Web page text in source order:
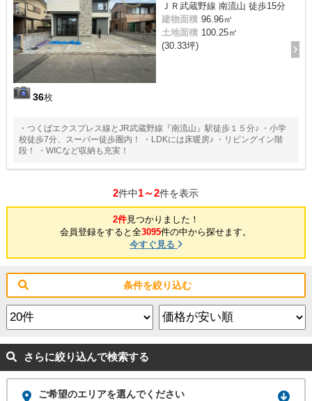
36枚
ＪＲ武蔵野線 南流山 徒歩15分
建物面積 96.96㎡
土地面積 100.25㎡
(30.33坪)
・つくばエクスプレス線とJR武蔵野線『南流山』駅徒歩１５分♪ ・小学
校徒歩7分、スーパー徒歩圏内！ ・LDKには床暖房♪ ・リビングイン階
段！ ・WICなど収納も充実！
2件中1～2件を表示
2件見つかりました！
会員登録をすると全3095件の中から探せます。
今すぐ見る
条件を絞り込む
さらに絞り込んで検索する
ご希望のエリアを選んでください